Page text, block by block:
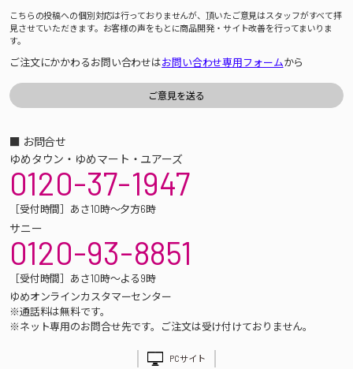
こちらの投稿への個別対応は行っておりませんが、頂いたご意見はスタッフがすべて拝
見させていただきます。お客様の声をもとに商品開発・サイト改善を行ってまいりま
す。
ご注文にかかわるお問い合わせはお問い合わせ専用フォームから
■ お問合せ
ゆめタウン・ゆめマート・ユアーズ
0120-37-1947
［受付時間］あさ10時～夕方6時
サニー
0120-93-8851
［受付時間］あさ10時～よる9時
ゆめオンラインカスタマーセンター
※通話料は無料です。
※ネット専用のお問合せ先です。ご注文は受け付けておりません。
PCサイト